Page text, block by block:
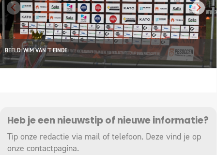
BEELD: WIM VAN 'T EINDE
Heb je een nieuwstip of nieuwe informatie?
Tip onze redactie via mail of telefoon. Deze vind je op
onze contactpagina.